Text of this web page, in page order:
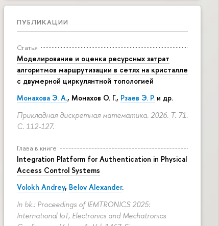
ПУБЛИКАЦИИ
Статья
Моделирование и оценка ресурсных затрат
алгоритмов маршрутизации в сетях на кристалле
с двумерной циркулянтной топологией
Монахова Э. А., Монахов О. Г., Рзаев Э. Р. и др.
Прикладная дискретная математика. 2026. Т. 71.
С. 112-127.
Глава в книге
Integration Platform for Authentication in Physical
Access Control Systems
Volokh Andrey, Belov Alexander.
In bk.: Proceedings of IEMTRONICS 2025:
International IoT, Electronics and Mechatronics